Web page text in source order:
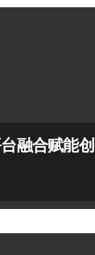
融合赋能创